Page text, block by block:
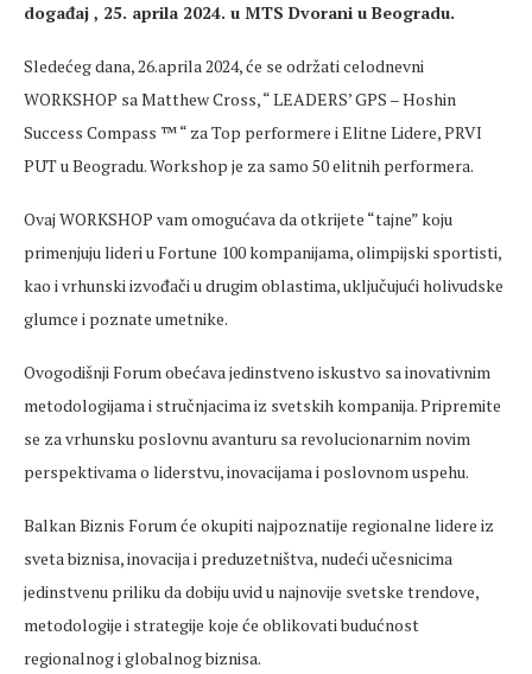
događaj , 25. aprila 2024. u MTS Dvorani u Beogradu.
Sledećeg dana, 26.aprila 2024, će se održati celodnevni
WORKSHOP sa Matthew Cross, “ LEADERS’ GPS – Hoshin
Success Compass ™ “ za Top performere i Elitne Lidere, PRVI
PUT u Beogradu. Workshop je za samo 50 elitnih performera.
Ovaj WORKSHOP vam omogućava da otkrijete “tajne” koju
primenjuju lideri u Fortune 100 kompanijama, olimpijski sportisti,
kao i vrhunski izvođači u drugim oblastima, uključujući holivudske
glumce i poznate umetnike.
Ovogodišnji Forum obećava jedinstveno iskustvo sa inovativnim
metodologijama i stručnjacima iz svetskih kompanija. Pripremite
se za vrhunsku poslovnu avanturu sa revolucionarnim novim
perspektivama o liderstvu, inovacijama i poslovnom uspehu.
Balkan Biznis Forum će okupiti najpoznatije regionalne lidere iz
sveta biznisa, inovacija i preduzetništva, nudeći učesnicima
jedinstvenu priliku da dobiju uvid u najnovije svetske trendove,
metodologije i strategije koje će oblikovati budućnost
regionalnog i globalnog biznisa.